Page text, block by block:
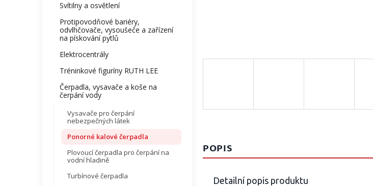
Svítilny a osvětlení
Protipovodňové bariéry,
odvlhčovače, vysoušeče a zařízení
na pískování pytlů
Elektrocentrály
Tréninkové figuríny RUTH LEE
Čerpadla, vysavače a koše na
čerpání vody
Vysavače pro čerpání
nebezpečných látek
Ponorné kalové čerpadla
Plovoucí čerpadla pro čerpání na
vodní hladině
Turbínové čerpadla
POPIS
Detailní popis produktu